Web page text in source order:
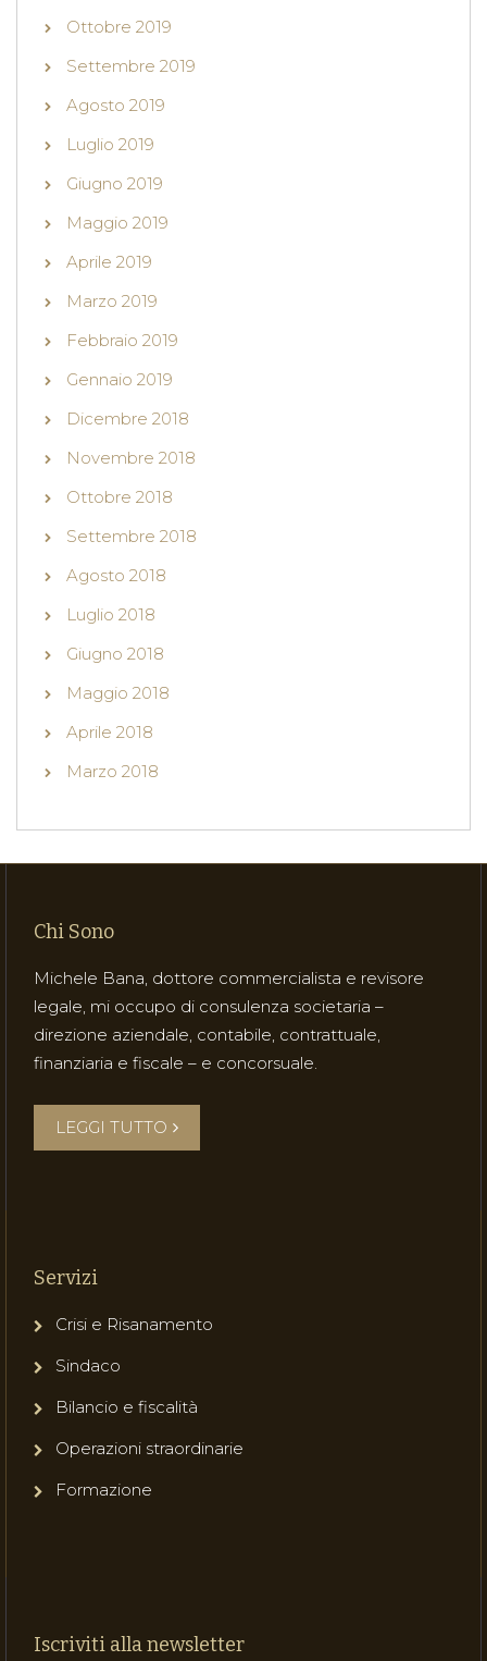
Ottobre 2019
Settembre 2019
Agosto 2019
Luglio 2019
Giugno 2019
Maggio 2019
Aprile 2019
Marzo 2019
Febbraio 2019
Gennaio 2019
Dicembre 2018
Novembre 2018
Ottobre 2018
Settembre 2018
Agosto 2018
Luglio 2018
Giugno 2018
Maggio 2018
Aprile 2018
Marzo 2018
Chi Sono
Michele Bana, dottore commercialista e revisore
legale, mi occupo di consulenza societaria –
direzione aziendale, contabile, contrattuale,
finanziaria e fiscale – e concorsuale.
LEGGI TUTTO
Servizi
Crisi e Risanamento
Sindaco
Bilancio e fiscalità
Operazioni straordinarie
Formazione
Iscriviti alla newsletter